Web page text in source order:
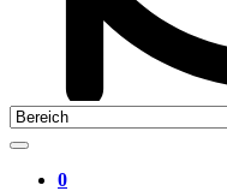
0